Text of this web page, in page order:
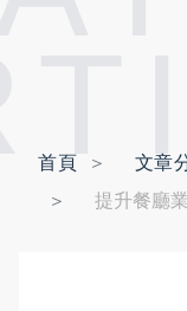
首頁
文章
提升餐廳業